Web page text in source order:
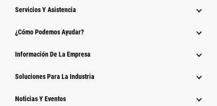
Servicios Y Asistencia
¿Cómo Podemos Ayudar?
Información De La Empresa
Soluciones Para La Industria
Noticias Y Eventos